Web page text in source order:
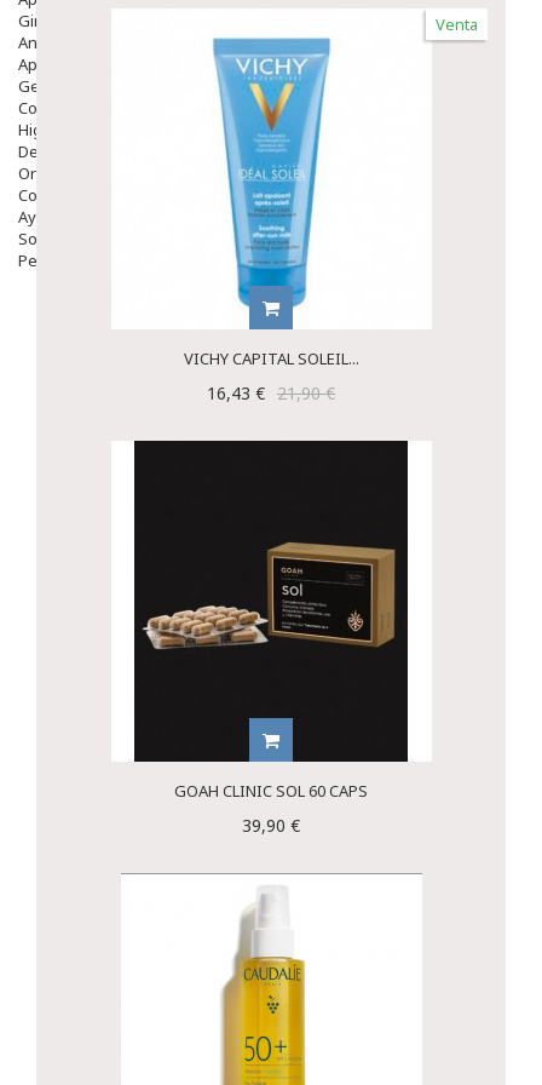
Ginecología
Anticonceptivos
Aparato Genital
Gente Mayor
Cosmética
Higiene
Dentales
Ortopedia
Complementos Nutricionales.
Ayudas
Solares
Pedido express
Venta
VICHY CAPITAL SOLEIL...
16,43 € 21,90 €
GOAH CLINIC SOL 60 CAPS
39,90 €